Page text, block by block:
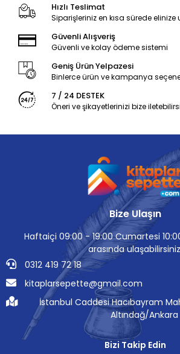
Hızlı Teslimat
Siparişleriniz en kısa sürede elinize
Güvenli Alışveriş
Güvenli ve kolay ödeme sistemi
Geniş Ürün Yelpazesi
Binlerce ürün ve kampanya
7 / 24 DESTEK
Öneri ve şikayetlerinizi bize
Bize Ulaşın
Haftaiçi 09:00 - 19:00 Cumartesi
arasında
0312 419 72 18
kitaplarsepette@gmail.com
İstanbul Caddesi Hacıbayram
Altındağ/Ankara
Bizi Takip Edin